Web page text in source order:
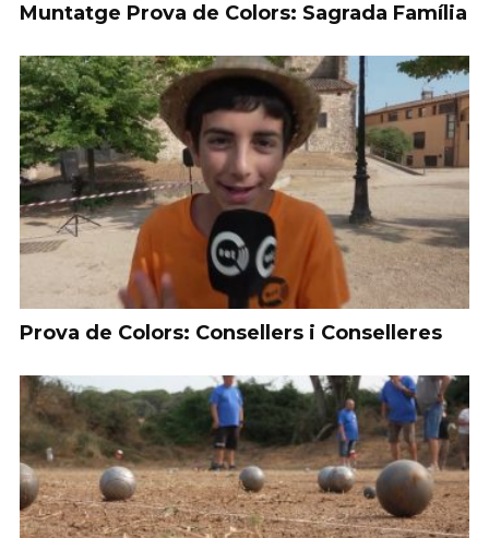
Muntatge Prova de Colors: Sagrada Família
Prova de Colors: Consellers i Conselleres